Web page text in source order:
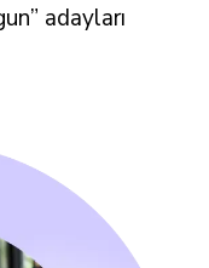
adayları